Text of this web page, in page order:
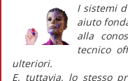
I sistemi
aiuto
alla
tecnico
ulteriori.
E, tuttavia, lo stesso